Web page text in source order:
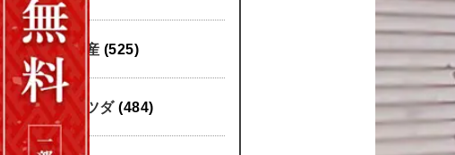
日産 (525)
マツダ (484)